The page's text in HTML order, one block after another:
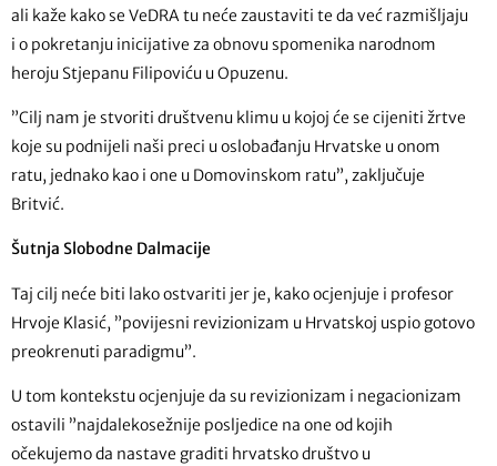
ali kaže kako se VeDRA tu neće zaustaviti te da već razmišljaju
i o pokretanju inicijative za obnovu spomenika narodnom
heroju Stjepanu Filipoviću u Opuzenu.
”Cilj nam je stvoriti društvenu klimu u kojoj će se cijeniti žrtve
koje su podnijeli naši preci u oslobađanju Hrvatske u onom
ratu, jednako kao i one u Domovinskom ratu”, zaključuje
Britvić.
Šutnja Slobodne Dalmacije
Taj cilj neće biti lako ostvariti jer je, kako ocjenjuje i profesor
Hrvoje Klasić, ”povijesni revizionizam u Hrvatskoj uspio gotovo
preokrenuti paradigmu”.
U tom kontekstu ocjenjuje da su revizionizam i negacionizam
ostavili ”najdalekosežnije posljedice na one od kojih
očekujemo da nastave graditi hrvatsko društvo u